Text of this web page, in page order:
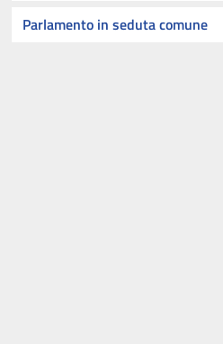
Parlamento in seduta comune